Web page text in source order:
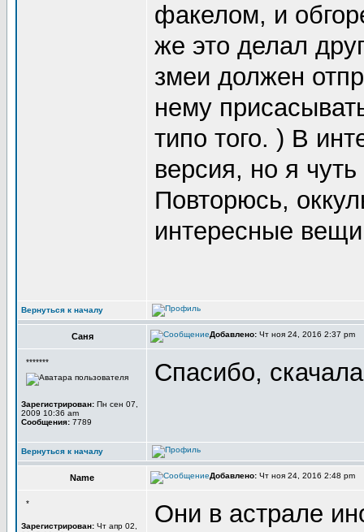
факелом, и
же это делал
змеи должен
нему
типо того. ) В
версия, но я
Повторюсь,
интересные
Вернуться к началу
Саня Добавлено: Чт ноя 24, 2016 2:37 pm
*******
Зарегистрирован: Пн сен 07,
2009 10:36 am
Сообщения: 7789
Спасибо,
Вернуться к началу
Name Добавлено: Чт ноя 24, 2016 2:48 pm
*
Зарегистрирован: Чт апр 02,
Они в астрале